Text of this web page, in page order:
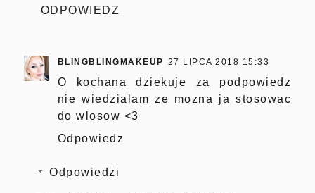
ODPOWIEDZ
BLINGBLINGMAKEUP 27 LIPCA 2018 15:33
O kochana dziekuje za podpowiedz
nie wiedzialam ze mozna ja stosowac
do wlosow <3
Odpowiedz
Odpowiedzi